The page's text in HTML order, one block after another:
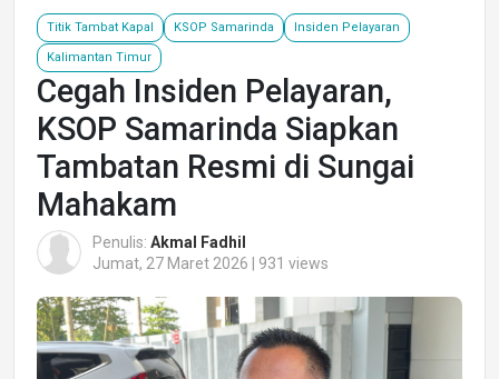
Titik Tambat Kapal KSOP Samarinda Insiden Pelayaran
Kalimantan Timur
Cegah Insiden Pelayaran,
KSOP Samarinda Siapkan
Tambatan Resmi di Sungai
Mahakam
Penulis: Akmal Fadhil
Jumat, 27 Maret 2026 | 931 views